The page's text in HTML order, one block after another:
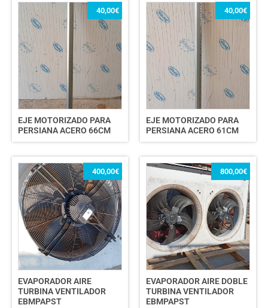
EJE MOTORIZADO PARA
PERSIANA ACERO 66CM
40,00€
EJE MOTORIZADO PARA
PERSIANA ACERO 61CM
40,00€
EVAPORADOR AIRE
TURBINA VENTILADOR
EBMPAPST
400,00€
EVAPORADOR AIRE DOBLE
TURBINA VENTILADOR
EBMPAPST
800,00€